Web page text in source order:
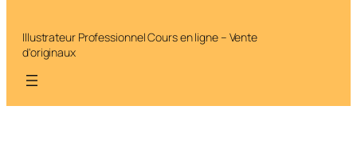
Illustrateur Professionnel Cours en ligne – Vente
d'originaux